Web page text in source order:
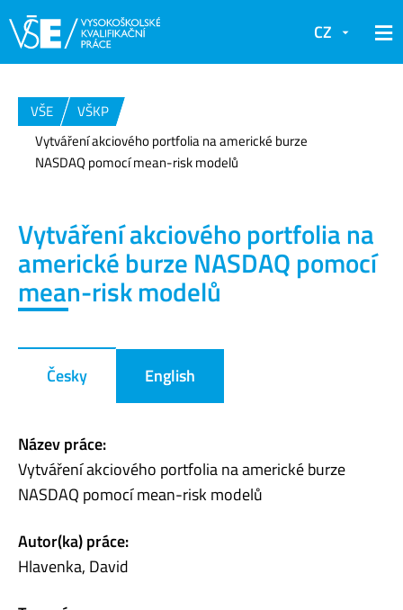
CZ
VŠE
VŠKP
Vytváření akciového portfolia na americké burze
NASDAQ pomocí mean-risk modelů
Vytváření akciového portfolia na
americké burze NASDAQ pomocí
mean-risk modelů
Česky English
Název práce:
Vytváření akciového portfolia na americké burze
NASDAQ pomocí mean-risk modelů
Autor(ka) práce:
Hlavenka, David